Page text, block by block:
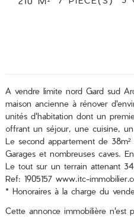
A vendre limite nord Gard sud
maison ancienne à rénover
unités d'habitation dont un
offrant un séjour, une cuisine,
Le second appartement de
Garages et nombreuses caves.
Le tout sur un terrain attenant
Ref: 1905157 www.itc-
* Honoraires à la charge du
Cette annonce immobilière n'est